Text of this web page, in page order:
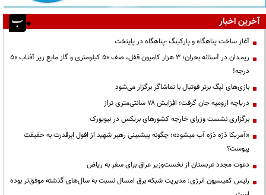
آخرین اخبار
آغاز ساخت پناهگاه و پارکینگ -پناهگاه در پایتخت
ریمـدان در آستانه بحران؛ ۳ هزار کامیون قفل، صف ۵۰ کیلومتری و گاز مایع زیر آفتاب ۵۰
درجه!
بازی‌های لیگ برتر فوتبال با تماشاگر برگزار می‌شود
دریاچه ارومیه جان گرفت؛ افزایش ۷۸ سانتی‌متری تراز
برگزاری نشست وزرای خارجه کشورهای بریکس در نیویورک
«آمریکا ذرّه ذرّه آب میشود»؛ چگونه پیشبینی رهبر شهید از افول ابرقدرت به حقیقت
پیوست؟
دعوت مجدد عربستان از نخست‌وزیر عراق برای سفر به ریاض
رئیس کمیسیون انرژی: مدیریت شبکه برق امسال نسبت به سال‌های گذشته موفق‌تر بوده